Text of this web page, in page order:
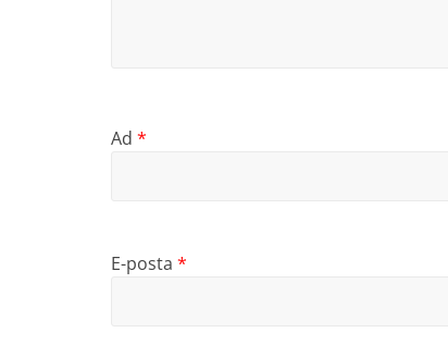
Ad *
E-posta *